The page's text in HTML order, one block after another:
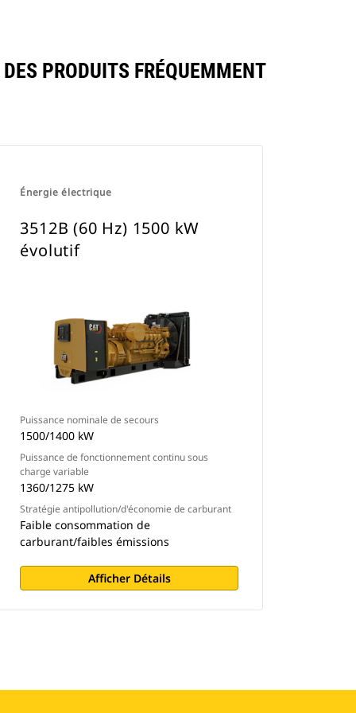
PRODUITS FRÉQUEMMENT
Énergie électrique
3512B (60 Hz) 1500 kW
évolutif
Puissance nominale de secours
1500/1400 kW
Puissance de fonctionnement continu sous
charge variable
1360/1275 kW
Stratégie antipollution/d'économie de carburant
Faible consommation de
carburant/faibles émissions
Afficher Détails